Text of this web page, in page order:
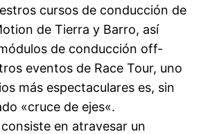
cursos de conducción de
de Tierra y Barro, así
de conducción off-
eventos de Race Tour, uno
más espectaculares es, sin
«cruce de ejes«.
en atravesar un